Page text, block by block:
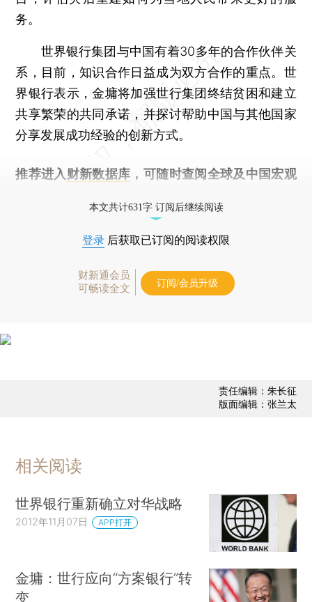
务。
世界银行集团与中国有着30多年的合作伙伴关
系，目前，知识合作日益成为双方合作的重点。世
界银行表示，金墉将加强世行集团终结贫困和建立
共享繁荣的共同承诺，并探讨帮助中国与其他国家
分享发展成功经验的创新方式。
推荐进入 财新数据库 ，可随时查阅全球及中国宏观
本文共计631字 订阅后继续阅读
登录 后获取已订阅的阅读权限
财新通会员
可畅读全文
订阅/会员升级
责任编辑：朱长征
版面编辑：张兰太
相关阅读
世界银行重新确立对华战略
2012年11月07日 APP打开
金墉：世行应向“方案银行”转
变